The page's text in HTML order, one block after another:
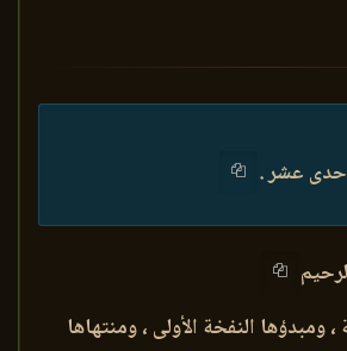
عشر .
، ومبدؤها النفخة الأولى ، ومنتهاها